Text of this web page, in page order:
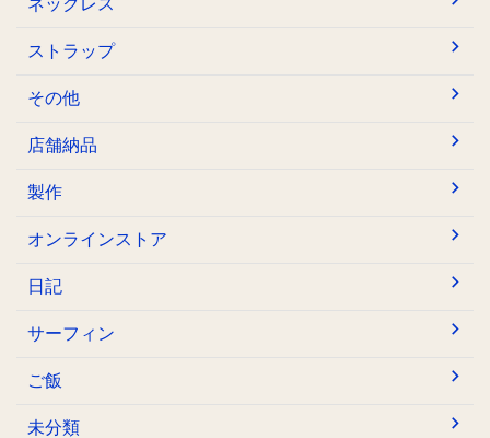
ストラップ
その他
店舗納品
製作
オンラインストア
日記
サーフィン
ご飯
未分類